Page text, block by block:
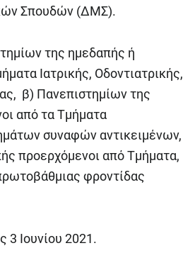
Σπουδών (ΔΜΣ).
της ημεδαπής ή
Ιατρικής, Οδοντιατρικής,
β) Πανεπιστημίων της
από τα Τμήματα
συναφών αντικειμένων,
προερχόμενοι από Τμήματα,
φροντίδας
3 Ιουνίου 2021.